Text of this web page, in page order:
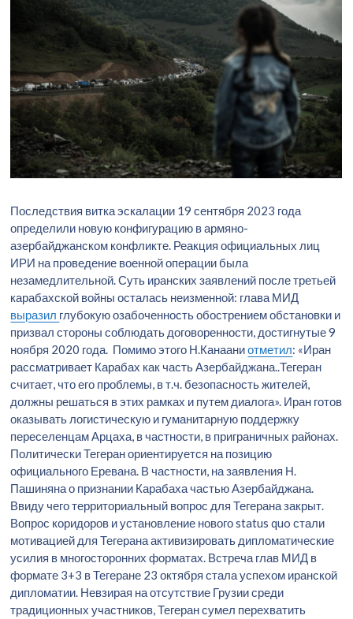
Последствия витка эскалации 19 сентября 2023 года
определили новую конфигурацию в армяно-
азербайджанском конфликте. Реакция официальных лиц
ИРИ на проведение военной операции была
незамедлительной. Суть иранских заявлений после третьей
карабахской войны осталась неизменной: глава МИД
выразил глубокую озабоченность обострением обстановки и
призвал стороны соблюдать договоренности, достигнутые 9
ноября 2020 года. Помимо этого Н.Канааниотметил: «Иран
рассматривает Карабах как часть Азербайджана..Тегеран
считает, что его проблемы, в т.ч. безопасность жителей,
должны решаться в этих рамках и путем диалога». Иран готов
оказывать логистическую и гуманитарную поддержку
переселенцам Арцаха, в частности, в приграничных районах.
Политически Тегеран ориентируется на позицию
официального Еревана. В частности, на заявления Н.
Пашиняна о признании Карабаха частью Азербайджана.
Ввиду чего территориальный вопрос для Тегерана закрыт.
Вопрос коридоров и установление нового status quo стали
мотивацией для Тегерана активизировать дипломатические
усилия в многосторонних форматах. Встреча глав МИД в
формате 3+3 в Тегеране 23 октября стала успехом иранской
дипломатии. Невзирая на отсутствие Грузии среди
традиционных участников, Тегеран сумел перехватить